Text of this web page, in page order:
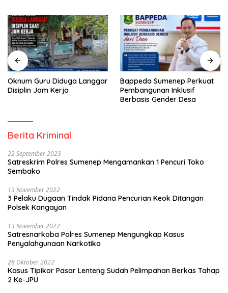
Oknum Guru Diduga Langgar
Disiplin Jam Kerja
Bappeda Sumenep Perkuat
Pembangunan Inklusif
Berbasis Gender Desa
Berita Kriminal
22 September 2023
Satreskrim Polres Sumenep Mengamankan 1 Pencuri Toko
Sembako
13 November 2022
3 Pelaku Dugaan Tindak Pidana Pencurian Keok Ditangan
Polsek Kangayan
13 November 2022
Satresnarkoba Polres Sumenep Mengungkap Kasus
Penyalahgunaan Narkotika
28 Oktober 2022
Kasus Tipikor Pasar Lenteng Sudah Pelimpahan Berkas Tahap
2 Ke-JPU